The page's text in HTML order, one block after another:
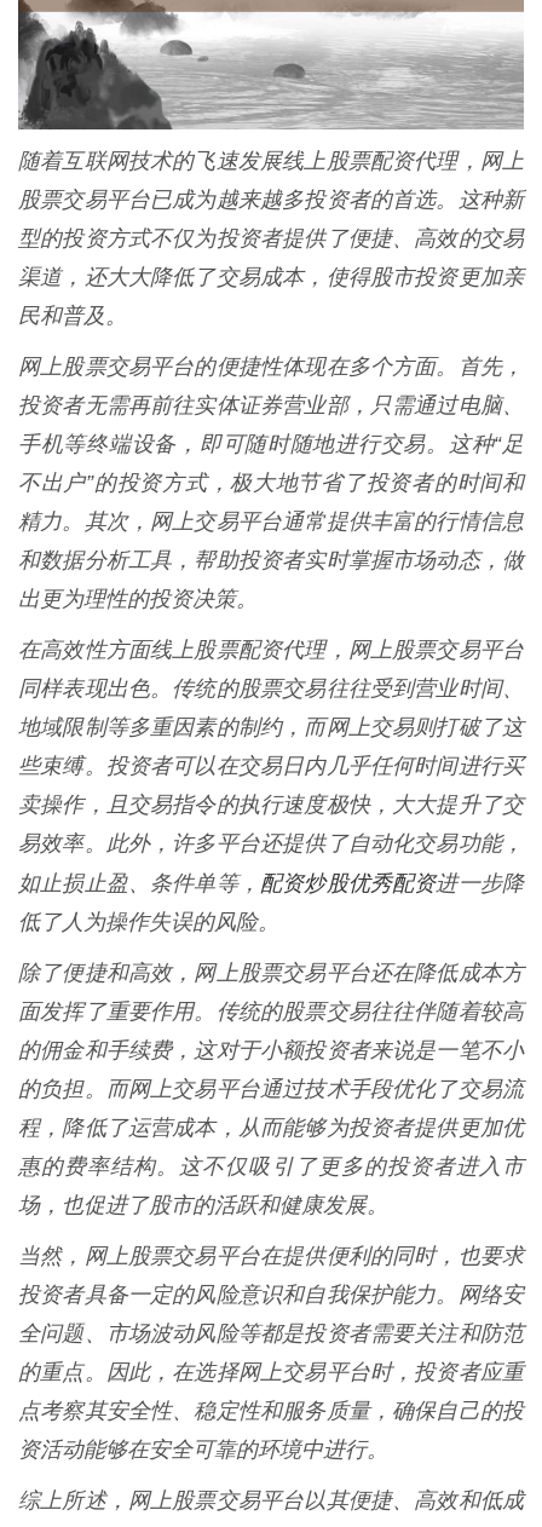
随着互联网技术的飞速发展线上股票配资代理，网上
股票交易平台已成为越来越多投资者的首选。这种新
型的投资方式不仅为投资者提供了便捷、高效的交易
渠道，还大大降低了交易成本，使得股市投资更加亲
民和普及。
网上股票交易平台的便捷性体现在多个方面。首先，
投资者无需再前往实体证券营业部，只需通过电脑、
手机等终端设备，即可随时随地进行交易。这种“足
不出户”的投资方式，极大地节省了投资者的时间和
精力。其次，网上交易平台通常提供丰富的行情信息
和数据分析工具，帮助投资者实时掌握市场动态，做
出更为理性的投资决策。
在高效性方面线上股票配资代理，网上股票交易平台
同样表现出色。传统的股票交易往往受到营业时间、
地域限制等多重因素的制约，而网上交易则打破了这
些束缚。投资者可以在交易日内几乎任何时间进行买
卖操作，且交易指令的执行速度极快，大大提升了交
易效率。此外，许多平台还提供了自动化交易功能，
如止损止盈、条件单等， 配资炒股优秀配资进一步降
低了人为操作失误的风险。
除了便捷和高效，网上股票交易平台还在降低成本方
面发挥了重要作用。传统的股票交易往往伴随着较高
的佣金和手续费，这对于小额投资者来说是一笔不小
的负担。而网上交易平台通过技术手段优化了交易流
程，降低了运营成本，从而能够为投资者提供更加优
惠的费率结构。这不仅吸引了更多的投资者进入市
场，也促进了股市的活跃和健康发展。
当然，网上股票交易平台在提供便利的同时，也要求
投资者具备一定的风险意识和自我保护能力。网络安
全问题、市场波动风险等都是投资者需要关注和防范
的重点。因此，在选择网上交易平台时，投资者应重
点考察其安全性、稳定性和服务质量，确保自己的投
资活动能够在安全可靠的环境中进行。
综上所述，网上股票交易平台以其便捷、高效和低成